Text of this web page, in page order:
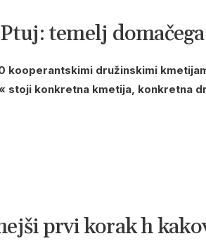
temelj
kooperantskimi družinskimi
konkretna kmetija, konkretna
prvi korak h